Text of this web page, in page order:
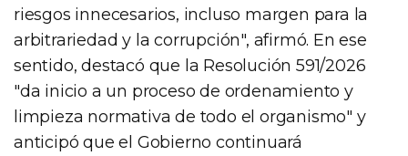
riesgos innecesarios, incluso margen para la
arbitrariedad y la corrupción", afirmó. En ese
sentido, destacó que la Resolución 591/2026
"da inicio a un proceso de ordenamiento y
limpieza normativa de todo el organismo" y
anticipó que el Gobierno continuará